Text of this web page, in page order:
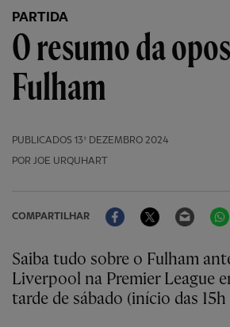
PARTIDA
O resumo da
Fulham
PUBLICADOS 13º DEZEMBRO 2024
POR JOE URQUHART
COMPARTILHAR
FacebookTwitter Email
Saiba tudo sobre o Fulham antes do jogo do
Liverpool na Premier League
tarde de sábado (início das